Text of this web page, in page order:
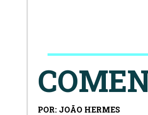
POR: JOÃO HERMES